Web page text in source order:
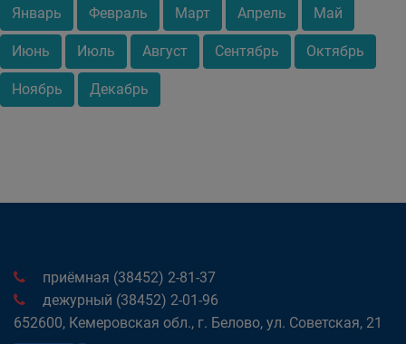
Январь Февраль Март Апрель Май
Июнь Июль Август Сентябрь Октябрь
Ноябрь Декабрь
приёмная (38452) 2-81-37
дежурный (38452) 2-01-96
652600, Кемеровская обл., г. Белово, ул. Советская, 21